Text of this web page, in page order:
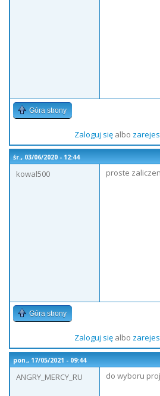
Góra strony
Zaloguj sięalbo
śr., 03/06/2020 - 12:44
kowal500
proste
Góra strony
Zaloguj sięalbo
pon., 17/05/2021 - 09:44
ANGRY_MERCY_RU
do wyboru